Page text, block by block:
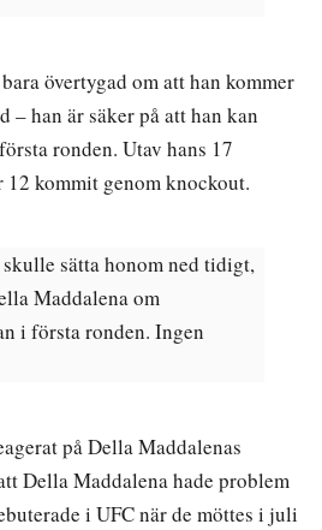
övertygad om att han kommer
– han är säker på att han kan
ronden. Utav hans 17
kommit genom knockout.
sätta honom ned tidigt,
Maddalena om
i första ronden. Ingen
på Della Maddalenas
Della Maddalena hade problem
i UFC när de möttes i juli